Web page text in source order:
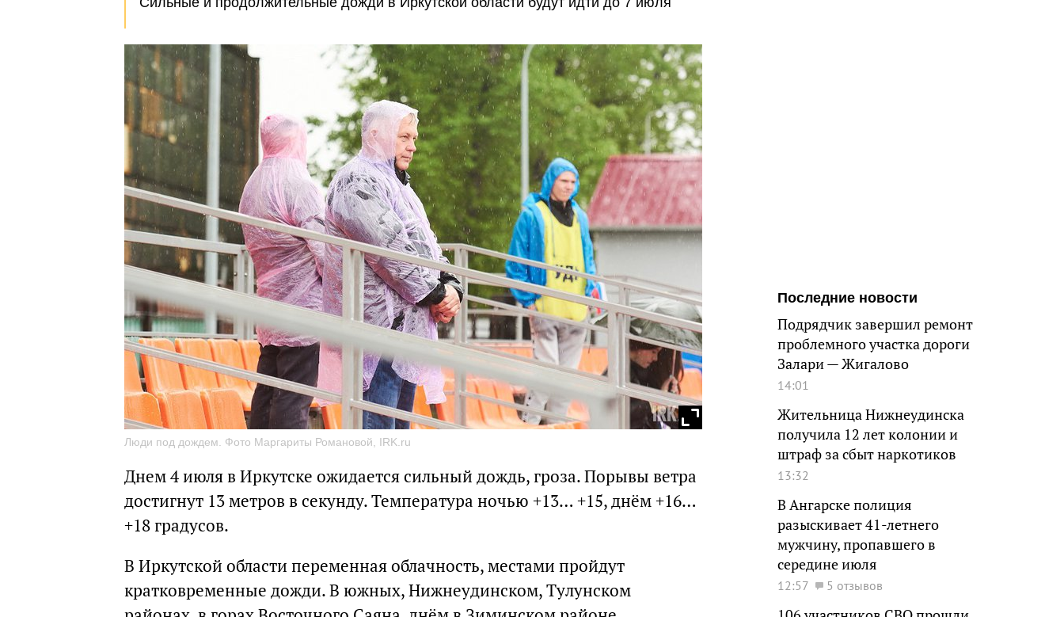
Люди под дождем. Фото Маргариты Романовой, IRK.ru
Днем 4 июля в Иркутске ожидается сильный дождь, гроза. Порывы ветра
достигнут 13 метров в секунду. Температура ночью +13… +15, днём +16…
+18 градусов.
В Иркутской области переменная облачность, местами пройдут
кратковременные дожди. В южных, Нижнеудинском, Тулунском
Последние новости
Подрядчик завершил ремонт
проблемного участка дороги
Залари — Жигалово
14:01
Жительница Нижнеудинска
получила 12 лет колонии и
штраф за сбыт наркотиков
13:32
В Ангарске полиция
разыскивает 41-летнего
мужчину, пропавшего в
середине июля
12:57 5 отзывов